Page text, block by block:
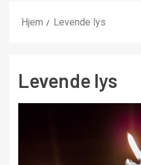
Hjem Levende lys
Levende lys